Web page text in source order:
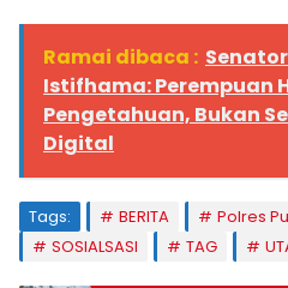
Ramai dibaca :
Istifhama: Perempuan
Pengetahuan, Bukan
Digital
Tags: BERITA
Polres
SOSIALSASI
TAG